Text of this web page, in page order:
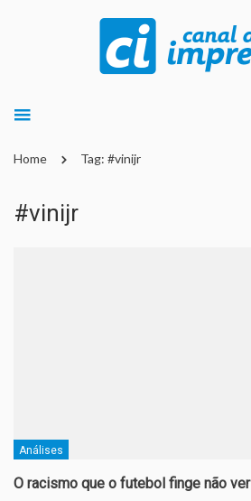
Home Tag: #vinijr
#vinijr
Análises
O racismo que o futebol finge não ver